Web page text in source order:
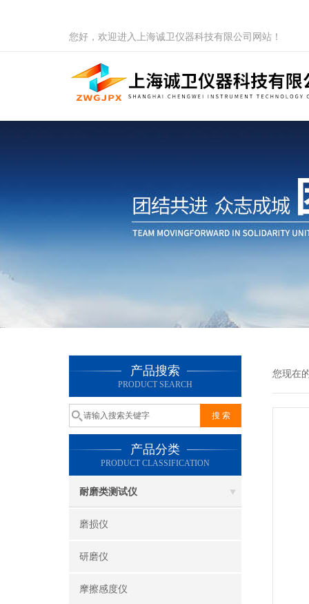
您好，欢迎进入上海诚卫仪器科技有限公司网站！
产品搜索
PRODUCT SEARCH
产品分类
PRODUCT CLASSIFICATION
耐磨类测试仪
磨损仪
研磨仪
摩擦感度仪
您现在